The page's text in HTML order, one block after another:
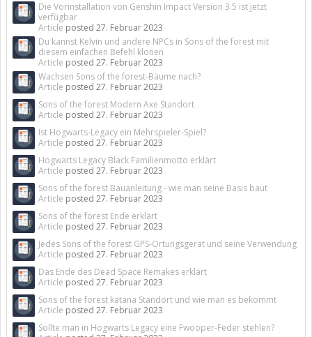
Die Vorinstallation von Genshin Impact Version 3.5 ist jetzt
verfügbar
Article posted 27. Februar 2023
Du kannst Kelvin und andere NPCs in Sons of the forest mit
diesem einfachen Befehl klonen
Article posted 27. Februar 2023
Wachsen Sons of the forest-Bäume nach?
Article posted 27. Februar 2023
Sons of the forest Modern Axe Standort
Article posted 27. Februar 2023
Ist Hogwarts-Legacy ein Mehrspieler-Spiel?
Article posted 27. Februar 2023
Hogwarts Legacy Black Familienmotto erklärt
Article posted 27. Februar 2023
Sons of the forest Bauanleitung - wie man seine Basis baut
Article posted 27. Februar 2023
Sons of the forest Ende erklärt
Article posted 27. Februar 2023
Jedes Sons of the forest GPS-Ortungsgerät und seine Verwendung
Article posted 27. Februar 2023
Das Ende des Dead Space Remakes erklärt
Article posted 27. Februar 2023
Sons of the forest katana Standort und wie man es bekommt
Article posted 27. Februar 2023
Sollte man in Hogwarts Legacy eine Fwooper-Feder stehlen?